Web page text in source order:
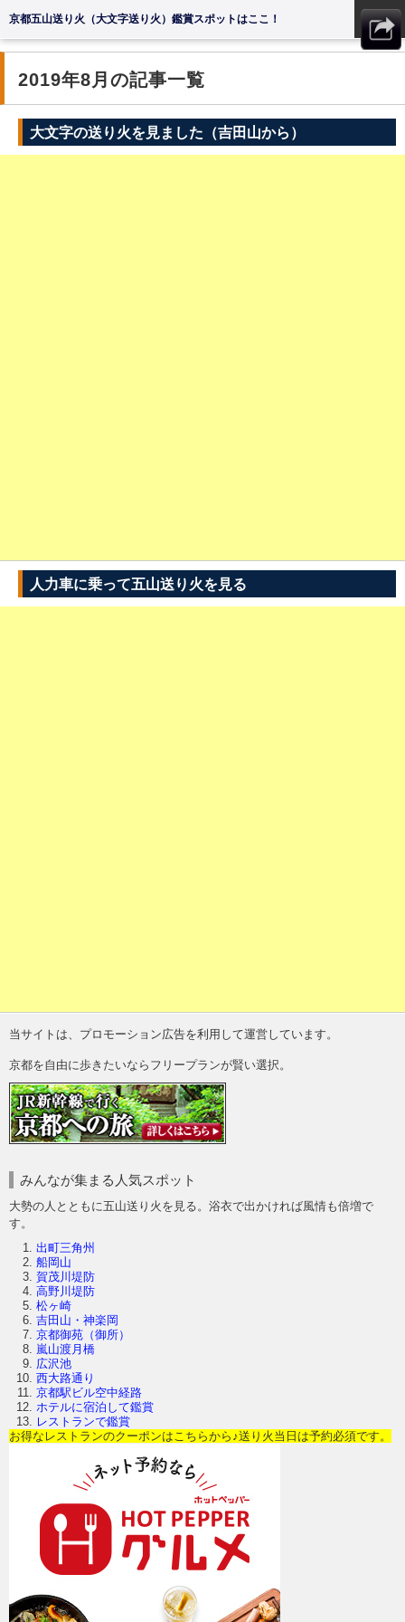
京都五山送り火（大文字送り火）鑑賞スポットはここ！ MENU
2019年8月の記事一覧
大文字の送り火を見ました（吉田山から）
人力車に乗って五山送り火を見る
当サイトは、プロモーション広告を利用して運営しています。
京都を自由に歩きたいならフリープランが賢い選択。
みんなが集まる人気スポット
大勢の人とともに五山送り火を見る。浴衣で出かければ風情も倍増で
す。
出町三角州
船岡山
賀茂川堤防
高野川堤防
松ヶ崎
吉田山・神楽岡
京都御苑（御所）
嵐山渡月橋
広沢池
西大路通り
京都駅ビル空中経路
ホテルに宿泊して鑑賞
レストランで鑑賞
お得なレストランのクーポンはこちらから♪送り火当日は予約必須です。